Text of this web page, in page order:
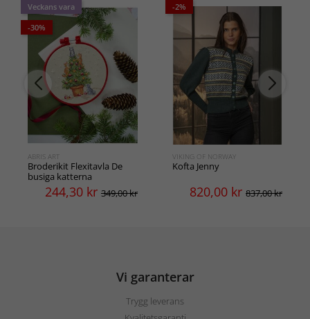
Veckans vara
-30%
ABRIS ART
Broderikit Flexitavla De
busiga katterna
244,30 kr 349,00 kr
-2%
VIKING OF NORWAY
Kofta Jenny
820,00 kr 837,00 kr
Vi garanterar
Trygg leverans